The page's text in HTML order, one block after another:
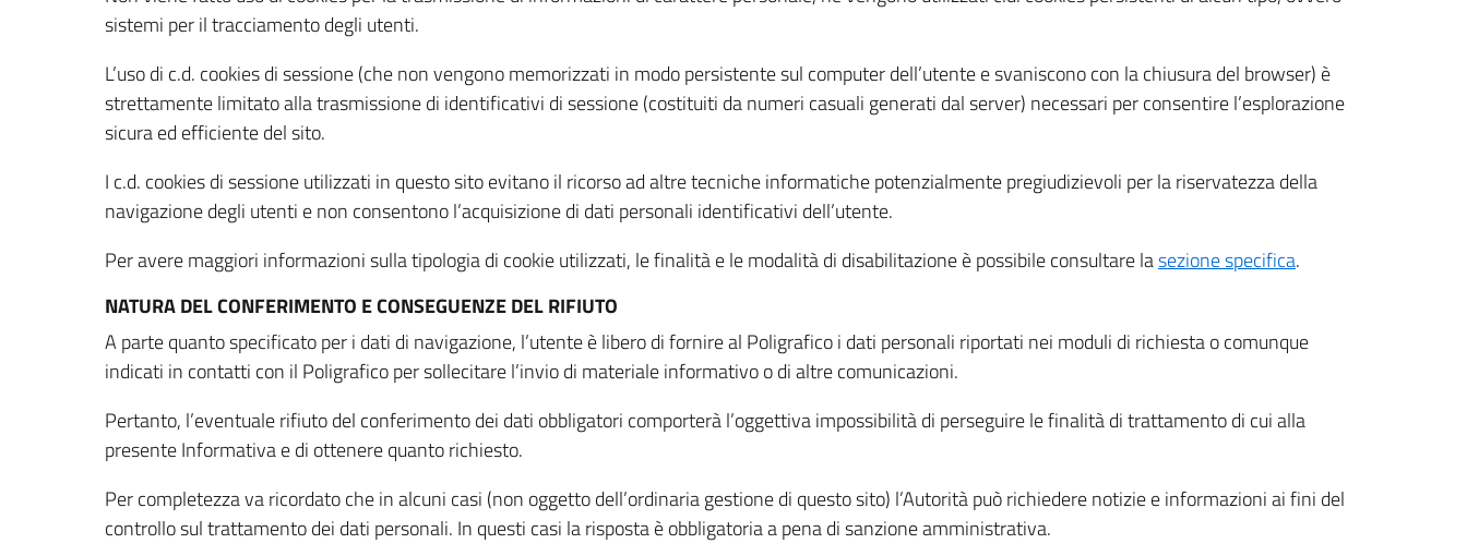
sistemi per il tracciamento degli utenti.
L’uso di c.d. cookies di sessione (che non vengono memorizzati in modo persistente sul computer dell’utente e svaniscono con la chiusura del browser) è
strettamente limitato alla trasmissione di identificativi di sessione (costituiti da numeri casuali generati dal server) necessari per consentire l’esplorazione
sicura ed efficiente del sito.
I c.d. cookies di sessione utilizzati in questo sito evitano il ricorso ad altre tecniche informatiche potenzialmente pregiudizievoli per la riservatezza della
navigazione degli utenti e non consentono l’acquisizione di dati personali identificativi dell’utente.
Per avere maggiori informazioni sulla tipologia di cookie utilizzati, le finalità e le modalità di disabilitazione è possibile consultare lasezione specifica.
NATURA DEL CONFERIMENTO E CONSEGUENZE DEL RIFIUTO
A parte quanto specificato per i dati di navigazione, l’utente è libero di fornire al Poligrafico i dati personali riportati nei moduli di richiesta o comunque
indicati in contatti con il Poligrafico per sollecitare l’invio di materiale informativo o di altre comunicazioni.
Pertanto, l’eventuale rifiuto del conferimento dei dati obbligatori comporterà l’oggettiva impossibilità di perseguire le finalità di trattamento di cui alla
presente Informativa e di ottenere quanto richiesto.
Per completezza va ricordato che in alcuni casi (non oggetto dell’ordinaria gestione di questo sito) l’Autorità può richiedere notizie e informazioni ai fini del
controllo sul trattamento dei dati personali. In questi casi la risposta è obbligatoria a pena di sanzione amministrativa.